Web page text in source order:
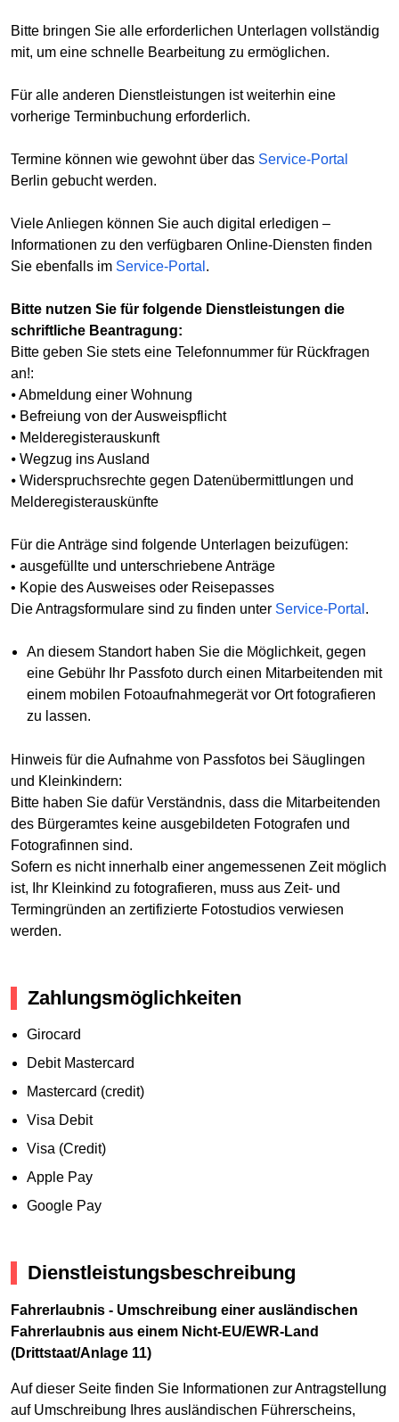
Bitte bringen Sie alle erforderlichen Unterlagen vollständig
mit, um eine schnelle Bearbeitung zu ermöglichen.
Für alle anderen Dienstleistungen ist weiterhin eine
vorherige Terminbuchung erforderlich.
Termine können wie gewohnt über das Service-Portal
Berlin gebucht werden.
Viele Anliegen können Sie auch digital erledigen –
Informationen zu den verfügbaren Online-Diensten finden
Sie ebenfalls im Service-Portal .
Bitte nutzen Sie für folgende Dienstleistungen die
schriftliche Beantragung:
Bitte geben Sie stets eine Telefonnummer für Rückfragen
an!:
⦁ Abmeldung einer Wohnung
⦁ Befreiung von der Ausweispflicht
⦁ Melderegisterauskunft
⦁ Wegzug ins Ausland
⦁ Widerspruchsrechte gegen Datenübermittlungen und
Melderegisterauskünfte
Für die Anträge sind folgende Unterlagen beizufügen:
• ausgefüllte und unterschriebene Anträge
• Kopie des Ausweises oder Reisepasses
Die Antragsformulare sind zu finden unter Service-Portal .
An diesem Standort haben Sie die Möglichkeit, gegen
eine Gebühr Ihr Passfoto durch einen Mitarbeitenden mit
einem mobilen Fotoaufnahmegerät vor Ort fotografieren
zu lassen.
Hinweis für die Aufnahme von Passfotos bei Säuglingen
und Kleinkindern:
Bitte haben Sie dafür Verständnis, dass die Mitarbeitenden
des Bürgeramtes keine ausgebildeten Fotografen und
Fotografinnen sind.
Sofern es nicht innerhalb einer angemessenen Zeit möglich
ist, Ihr Kleinkind zu fotografieren, muss aus Zeit- und
Termingründen an zertifizierte Fotostudios verwiesen
werden.
Zahlungsmöglichkeiten
Girocard
Debit Mastercard
Mastercard (credit)
Visa Debit
Visa (Credit)
Apple Pay
Google Pay
Dienstleistungsbeschreibung
Fahrerlaubnis - Umschreibung einer ausländischen
Fahrerlaubnis aus einem Nicht-EU/EWR-Land
(Drittstaat/Anlage 11)
Auf dieser Seite finden Sie Informationen zur Antragstellung
auf Umschreibung Ihres ausländischen Führerscheins,